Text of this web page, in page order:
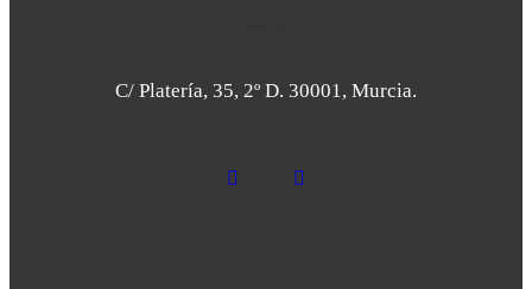
C/ Platería, 35, 2º D. 30001, Murcia.